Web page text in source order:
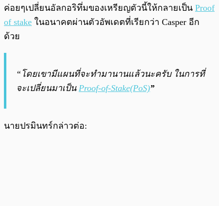
ค่อยๆเปลี่ยนอัลกอริทึ่มของเหรียญตัวนี้ให้กลายเป็น Proof
of stake ในอนาคตผ่านตัวอัพเดตที่เรียกว่า Casper อีก
ด้วย
“โดยเขามีแผนที่จะทำมานานแล้วนะครับ ในการที่
จะเปลี่ยนมาเป็น Proof-of-Stake(PoS)”
นายปรมินทร์กล่าวต่อ: